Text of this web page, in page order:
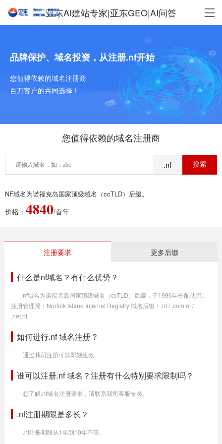
亚东AI建站专家|亚东GEO|AI问答
品牌保护、域名投资，从注册.nf开始
您值得依赖的域名注册商
百万客户的共同选择！
您值得依赖的域名注册商
.nf
NF域名为诺福克岛国家顶级域名（ccTLD）后缀。
价格： 4840/首年
注册要求 更多后缀
什么是nf域名？有什么优势？
nf域名为诺福克岛国家顶级域名（ccTLD）后缀，于1996年分配使用。
注册管理局：Norfolk Island Internet Registry 域名后缀：.nf / .com.nf /
.net.nf
如何进行.nf 域名注册？
通过我司注册可以即刻生效。
谁可以注册.nf 域名？注册有什么特别要求限制吗？
想了解.nf域名注册要求，请联系我司客服专员。
.nf注册期限是多长？
.nf注册期限从1年到10年不等。